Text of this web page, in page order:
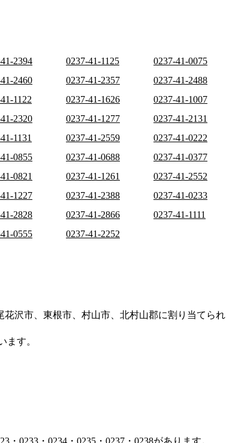
2394 0237-41-1125
0237-41-0075
2460 0237-41-2357
0237-41-2488
1122 0237-41-1626
0237-41-1007
2320 0237-41-1277
0237-41-2131
1131 0237-41-2559
0237-41-0222
0855 0237-41-0688
0237-41-0377
0821 0237-41-1261
0237-41-2552
1227 0237-41-2388
0237-41-0233
2828 0237-41-2866
0237-41-1111
0555 0237-41-2252
花沢市、東根市、村山市、北村山郡に割り当てられ
ます。
0233・0234・0235・0237・0238があります。